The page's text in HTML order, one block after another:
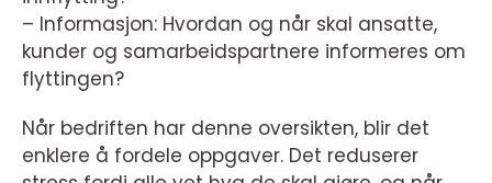
– Informasjon: Hvordan og når skal ansatte,
kunder og samarbeidspartnere informeres om
flyttingen?
Når bedriften har denne oversikten, blir det
enklere å fordele oppgaver. Det reduserer